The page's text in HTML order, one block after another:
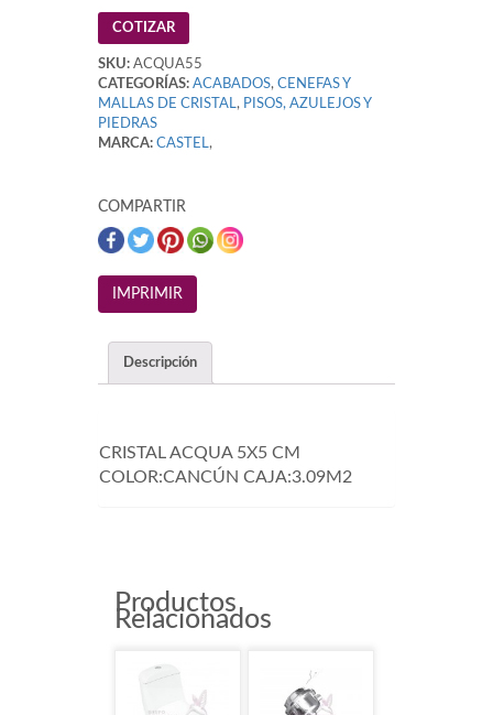
COTIZAR
SKU: ACQUA55
CATEGORÍAS: ACABADOS, CENEFAS Y
MALLAS DE CRISTAL, PISOS, AZULEJOS Y
PIEDRAS
MARCA: CASTEL,
COMPARTIR
Descripción
CRISTAL ACQUA 5X5 CM
COLOR:CANCÚN CAJA:3.09M2
Productos
Relacionados